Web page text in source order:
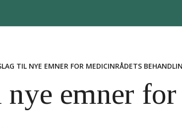
TIL NYE EMNER FOR MEDICINRÅDETS
emner for